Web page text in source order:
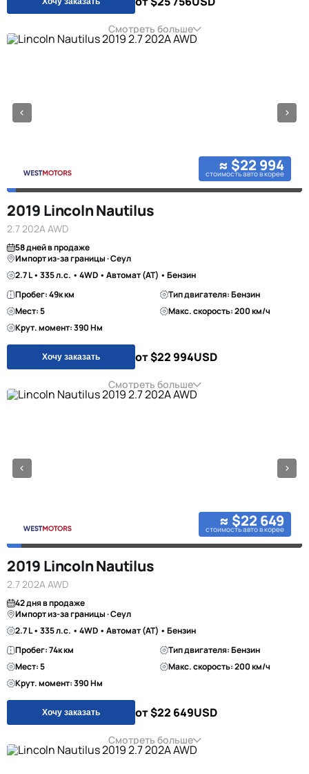
Смотреть больше
≈ $22 994
стоимость авто в корее
2019 Lincoln Nautilus
2.7 202A AWD
58 дней в продаже
Импорт из-за границы · Сеул
2.7 L • 335 л.с. • 4WD • Автомат (AT) • Бензин
Пробег: 49к км
Тип двигателя: Бензин
Мест: 5
Макс. скорость: 200 км/ч
Крут. момент: 390 Нм
Хочу заказать от $22 994USD
Смотреть больше
≈ $22 649
стоимость авто в корее
2019 Lincoln Nautilus
2.7 202A AWD
42 дня в продаже
Импорт из-за границы · Сеул
2.7 L • 335 л.с. • 4WD • Автомат (AT) • Бензин
Пробег: 74к км
Тип двигателя: Бензин
Мест: 5
Макс. скорость: 200 км/ч
Крут. момент: 390 Нм
Хочу заказать от $22 649USD
Смотреть больше